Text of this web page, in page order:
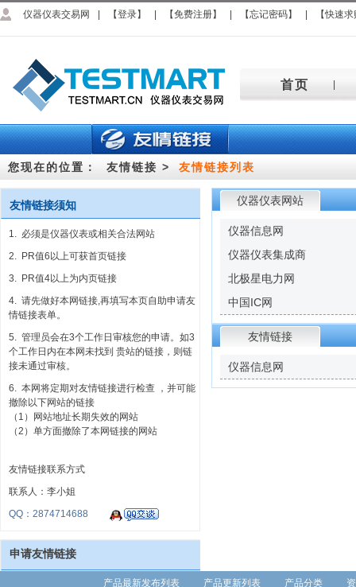
仪器仪表交易网 【登录】 【免费注册】 【忘记密码】 【快速
首页
您现在的位置： 友情链接 > 友情链接列表
友情链接须知
1. 必须是仪器仪表或相关合法网站
2. PR值6以上可获首页链接
3. PR值4以上为内页链接
4. 请先做好本网链接,再填写本页自助申请友
情链接表单。
5. 管理员会在3个工作日审核您的申请。如3
个工作日内在本网未找到 贵站的链接，则链
接未通过审核。
6. 本网将定期对友情链接进行检查 ，并可能
撤除以下网站的链接
（1）网站地址长期失效的网站
（2）单方面撤除了本网链接的网站
友情链接联系方式
联系人：李小姐
QQ：2874714688
申请友情链接
仪器仪表网站
仪器信息网
仪器仪表集成商
北极星电力网
中国IC网
友情链接
仪器信息网
产品最新发布列表 产品更新列表 产品分类